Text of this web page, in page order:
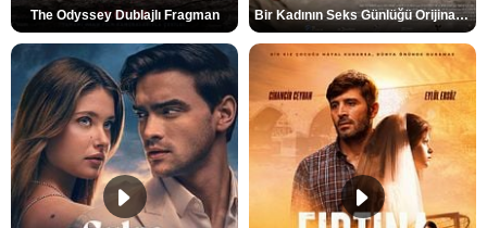
The Odyssey Dublajlı Fragman Bir Kadının Seks Günlüğü Orijinal Fragman